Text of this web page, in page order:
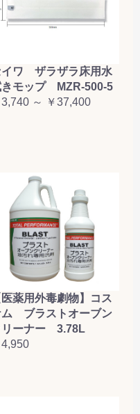
イワ ザラザラ床用水
きモップ MZR-500-5
3,740 ～ ￥37,400
医薬用外毒劇物】コス
ム ブラストオーブン
リーナー 3.78L
4,950